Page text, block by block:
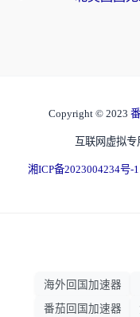
Copyright © 2023
互联网虚拟
湘ICP备2023004234号-1
海外回国加速器
番茄回国加速器